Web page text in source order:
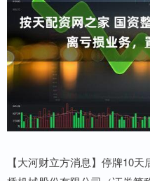
【大河财立方消息】停牌10